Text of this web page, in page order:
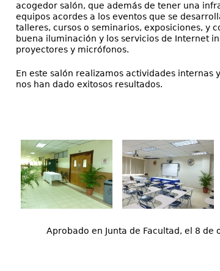
acogedor salón, que además de tener una
equipos acordes a los eventos que se
talleres, cursos o seminarios, exposiciones, y
buena iluminación y los servicios de Internet
proyectores y micrófonos.
En este salón realizamos actividades internas
nos han dado exitosos resultados.
Aprobado en Junta de Facultad, el 8 de